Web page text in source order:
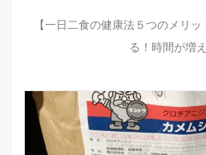
【一日二食の健康法５つのメリ
る！時間が増